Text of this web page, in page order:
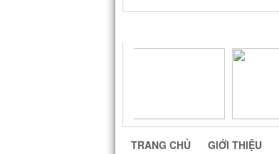
TRANG CHỦ GIỚI THIỆU